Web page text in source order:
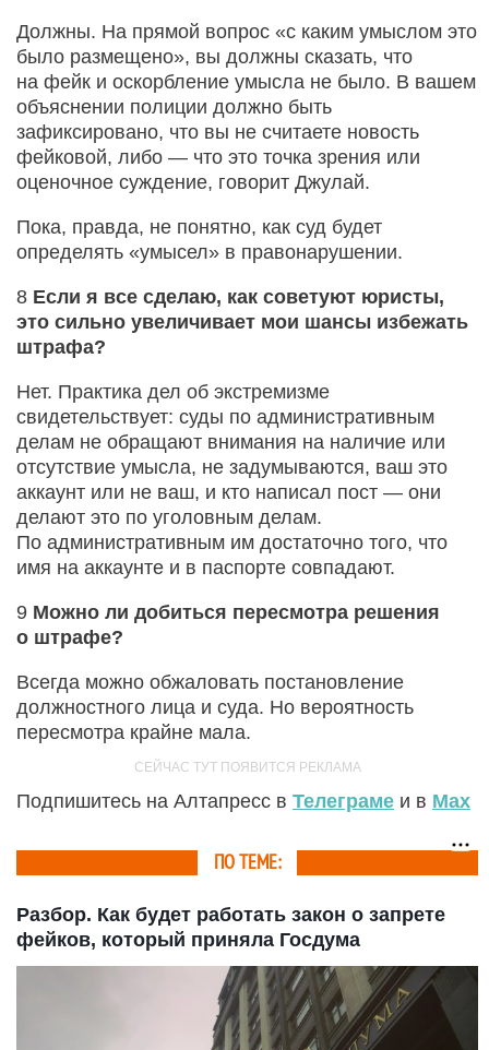
Должны. На прямой вопрос «с каким умыслом это
было размещено», вы должны сказать, что
на фейк и оскорбление умысла не было. В вашем
объяснении полиции должно быть
зафиксировано, что вы не считаете новость
фейковой, либо — что это точка зрения или
оценочное суждение, говорит Джулай.
Пока, правда, не понятно, как суд будет
определять «умысел» в правонарушении.
8 Если я все сделаю, как советуют юристы,
это сильно увеличивает мои шансы избежать
штрафа?
Нет. Практика дел об экстремизме
свидетельствует: суды по административным
делам не обращают внимания на наличие или
отсутствие умысла, не задумываются, ваш это
аккаунт или не ваш, и кто написал пост — они
делают это по уголовным делам.
По административным им достаточно того, что
имя на аккаунте и в паспорте совпадают.
9 Можно ли добиться пересмотра решения
о штрафе?
Всегда можно обжаловать постановление
должностного лица и суда. Но вероятность
пересмотра крайне мала.
Подпишитесь на Алтапресс в Телеграме и в Max
ПО ТЕМЕ:
Разбор. Как будет работать закон о запрете
фейков, который приняла Госдума